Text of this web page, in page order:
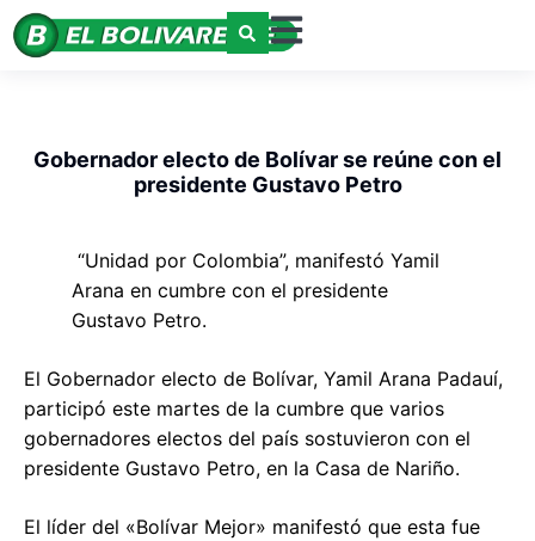
Gobernador electo de Bolívar se reúne con el
presidente Gustavo Petro
“Unidad por Colombia”, manifestó Yamil
Arana en cumbre con el presidente
Gustavo Petro.
El Gobernador electo de Bolívar, Yamil Arana Padauí,
participó este martes de la cumbre que varios
gobernadores electos del país sostuvieron con el
presidente Gustavo Petro, en la Casa de Nariño.
El líder del «Bolívar Mejor» manifestó que esta fue